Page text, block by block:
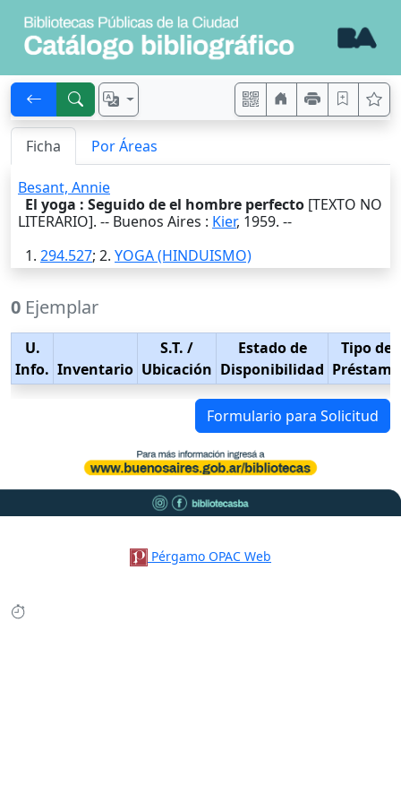
Ficha Por Áreas
Besant, Annie
El yoga : Seguido de el hombre perfecto [TEXTO NO
LITERARIO]. -- Buenos Aires : Kier, 1959. --
1. 294.527; 2. YOGA (HINDUISMO)
0 Ejemplar
U.
Info. Inventario
S.T. /
Ubicación
Estado de
Disponibilidad
Tipo de
Préstamo
Formulario para Solicitud
Pérgamo OPAC Web